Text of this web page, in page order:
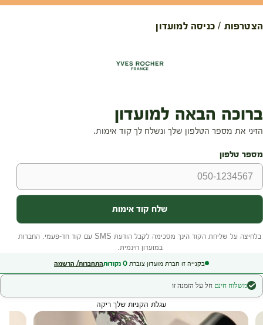
הצטרפות / כניסה למועדון
בקנייה זו חברת מועדון צוברת 0 נקודותהתחברות/ הרשמה
משלוח חינם חל על הזמנה זו
עגלת הקניות שלך ריקה